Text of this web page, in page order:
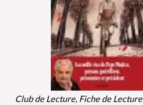
Club de Lecture, Fiche de Lecture